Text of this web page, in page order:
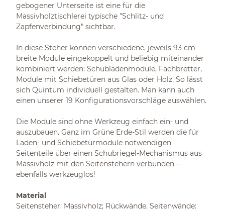
gebogener Unterseite ist eine für die
Massivholztischlerei typische "Schlitz- und
Zapfenverbindung" sichtbar.
In diese Steher können verschiedene, jeweils 93 cm
breite Module eingekoppelt und beliebig miteinander
kombiniert werden: Schubladenmodule, Fachbretter,
Module mit Schiebetüren aus Glas oder Holz. So lässt
sich Quintum individuell gestalten. Man kann auch
einen unserer 19 Konfigurationsvorschläge auswählen.
Die Module sind ohne Werkzeug einfach ein- und
auszubauen. Ganz im Grüne Erde-Stil werden die für
Laden- und Schiebetürmodule notwendigen
Seitenteile über einen Schubriegel-Mechanismus aus
Massivholz mit den Seitenstehern verbunden –
ebenfalls werkzeuglos!
Material
Seitensteher: Massivholz; Rückwände, Seitenwände: